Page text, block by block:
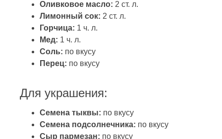
Оливковое масло: 2 ст. л.
Лимонный сок: 2 ст. л.
Горчица: 1 ч. л.
Мед: 1 ч. л.
Соль: по вкусу
Перец: по вкусу
Для украшения:
Семена тыквы: по вкусу
Семена подсолнечника: по вкусу
Сыр пармезан: по вкусу